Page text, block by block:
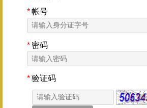
*帐号
* 密码
*验证码